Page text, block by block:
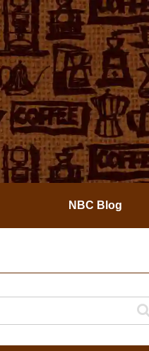
NBC Blog